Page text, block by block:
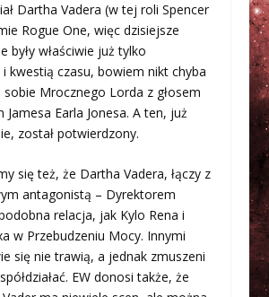
Dartha Vadera (w tej roli Spencer
Rogue One, więc dzisiejsze
były właściwie już tylko
kwestią czasu, bowiem nikt chyba
Mrocznego Lorda z głosem
Jamesa Earla Jonesa. A ten, już
został potwierdzony.
się też, że Dartha Vadera, łączy z
antagonistą – Dyrektorem
relacja, jak Kylo Rena i
w Przebudzeniu Mocy. Innymi
się nie trawią, a jednak zmuszeni
EW donosi także, że